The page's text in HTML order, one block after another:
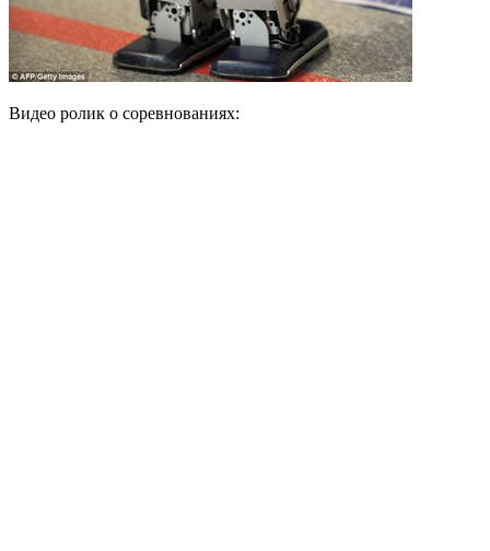
Видео ролик о соревнованиях: